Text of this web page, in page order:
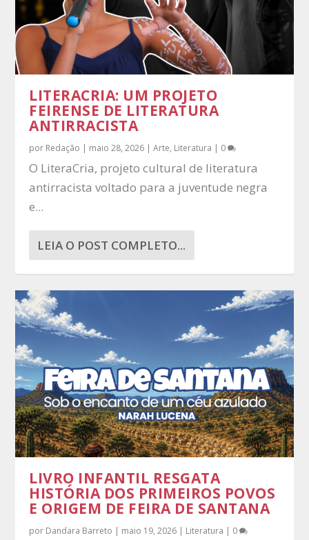
LITERACRIA: UM PROJETO
FEIRENSE DE LITERATURA
ANTIRRACISTA
por Redação | maio 28, 2026 |Arte, Literatura | 0
O LiteraCria, projeto cultural de literatura
antirracista voltado para a juventude negra
e...
LEIA O POST COMPLETO...
LIVRO INFANTIL RESGATA
HISTÓRIA DOS PRIMEIROS POVOS
E ORIGEM DE FEIRA DE SANTANA
por Dandara Barreto | maio 19, 2026 | Literatura | 0